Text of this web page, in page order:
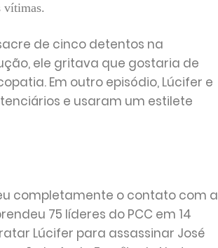
vítimas.
de cinco detentos na
ele gritava que gostaria de
Em outro episódio, Lúcifer e
e usaram um estilete
completamente o contato com a
75 líderes do PCC em 14
Lúcifer para assassinar José